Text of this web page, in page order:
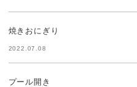
焼きおにぎり
2022.07.08
プール開き